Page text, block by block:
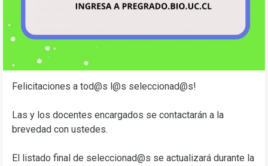
Felicitaciones a tod@s l@s seleccionad@s!
Las y los docentes encargados se contactarán a la
brevedad con ustedes.
El listado final de seleccionad@s se actualizará durante la